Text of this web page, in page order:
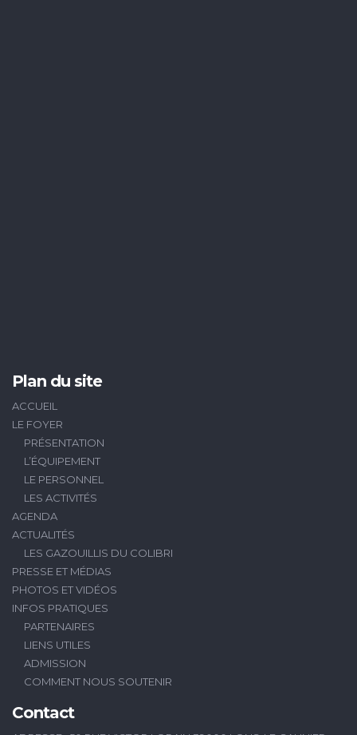
Plan du site
ACCUEIL
LE FOYER
PRÉSENTATION
L’ÉQUIPEMENT
LE PERSONNEL
LES ACTIVITÉS
AGENDA
ACTUALITÉS
LES GAZOUILLIS DU COLIBRI
PRESSE ET MÉDIAS
PHOTOS ET VIDÉOS
INFOS PRATIQUES
PARTENAIRES
LIENS UTILES
ADMISSION
COMMENT NOUS SOUTENIR
Contact